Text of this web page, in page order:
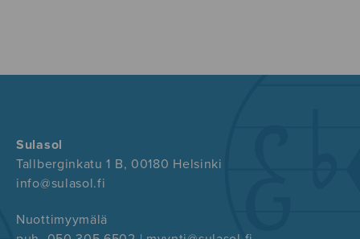
Sulasol
Tallberginkatu 1 B, 00180 Helsinki
info@sulasol.fi
Nuottimyymälä